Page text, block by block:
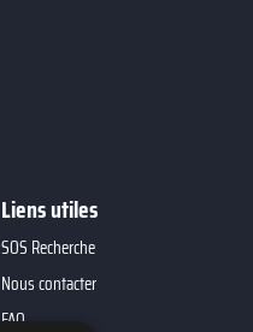
Liens utiles
SOS Recherche
Nous contacter
FAQ